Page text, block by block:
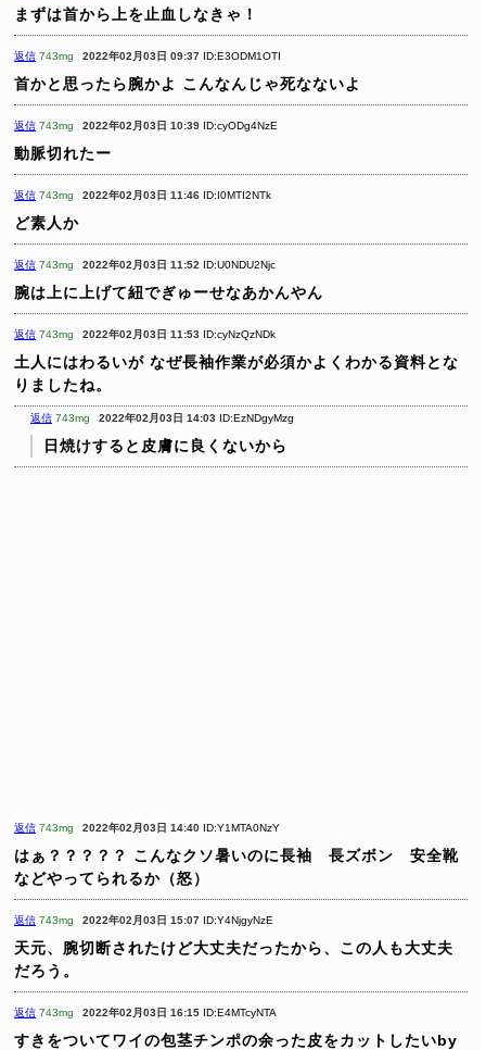
まずは首から上を止血しなきゃ！
返信 743mg 2022年02月03日 09:37 ID:E3ODM1OTI
首かと思ったら腕かよ こんなんじゃ死なないよ
返信 743mg 2022年02月03日 10:39 ID:cyODg4NzE
動脈切れたー
返信 743mg 2022年02月03日 11:46 ID:I0MTI2NTk
ど素人か
返信 743mg 2022年02月03日 11:52 ID:U0NDU2Njc
腕は上に上げて紐でぎゅーせなあかんやん
返信 743mg 2022年02月03日 11:53 ID:cyNzQzNDk
土人にはわるいが なぜ長袖作業が必須かよくわかる資料とな
りましたね。
返信 743mg 2022年02月03日 14:03 ID:EzNDgyMzg
日焼けすると皮膚に良くないから
返信 743mg 2022年02月03日 14:40 ID:Y1MTA0NzY
はぁ？？？？？
こんなクソ暑いのに長袖 長ズボン 安全靴
などやってられるか（怒）
返信 743mg 2022年02月03日 15:07 ID:Y4NjgyNzE
天元、腕切断されたけど大丈夫だったから、この人も大丈夫
だろう。
返信 743mg 2022年02月03日 16:15 ID:E4MTcyNTA
すきをついてワイの包茎チンポの余った皮をカットしたいby